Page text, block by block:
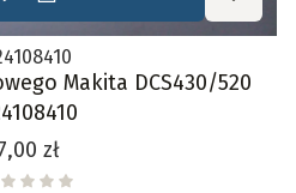
Makita DCS430/520
zł